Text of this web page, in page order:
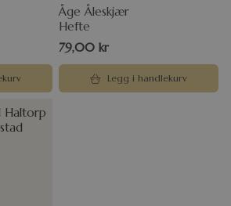
Åge Åleskjær
Hefte
79,00 kr
Legg i handlekurv